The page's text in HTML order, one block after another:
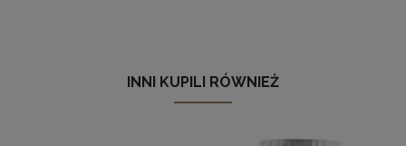
INNI KUPILI RÓWNIEŻ